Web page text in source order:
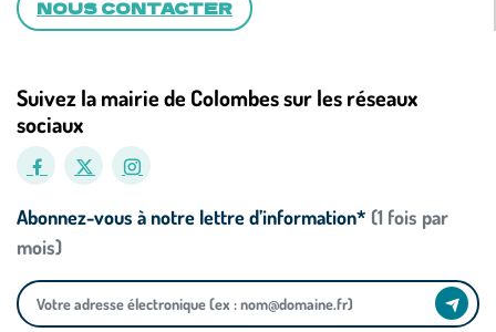
NOUS CONTACTER
Suivez la mairie de Colombes sur les réseaux
sociaux
Abonnez-vous à notre lettre d’information* (1 fois par
mois)